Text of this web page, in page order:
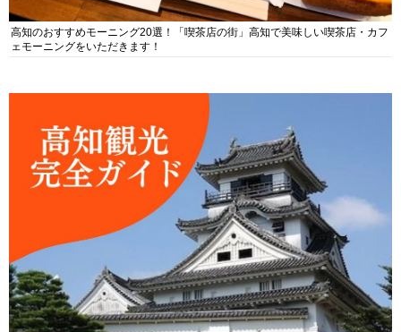
高知のおすすめモーニング20選！「喫茶店の街」高知で美味しい喫茶店・カフ
ェモーニングをいただきます！